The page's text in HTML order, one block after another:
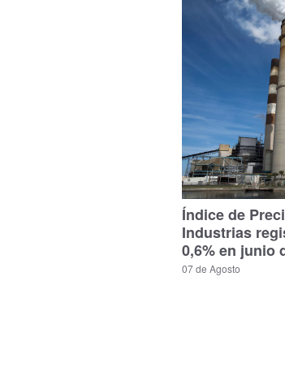
Índice de
Industrias
0,6% en junio
07 de Agosto